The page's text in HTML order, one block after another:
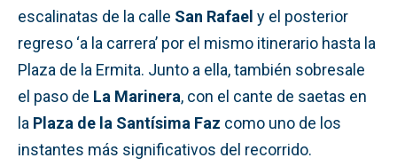
escalinatas de la calle San Rafael y el posterior
regreso ‘a la carrera’ por el mismo itinerario hasta la
Plaza de la Ermita. Junto a ella, también sobresale
el paso de La Marinera, con el cante de saetas en
la Plaza de la Santísima Faz como uno de los
instantes más significativos del recorrido.